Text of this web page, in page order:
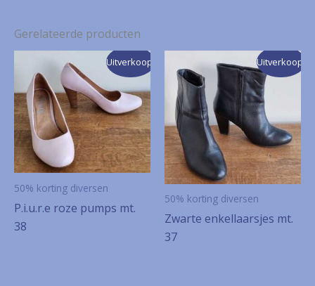
Gerelateerde producten
Uitverkoop!
50% korting diversen
P.i.u.r.e roze pumps mt.
38
Uitverkoop!
50% korting diversen
Zwarte enkellaarsjes mt.
37